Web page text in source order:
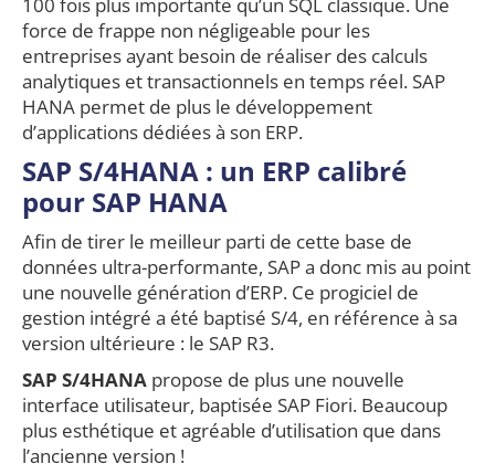
force de frappe non négligeable pour les
entreprises ayant besoin de réaliser des calculs
analytiques et transactionnels en temps réel. SAP
HANA permet de plus le développement
d’applications dédiées à son ERP.
SAP S/4HANA : un ERP calibré
pour SAP HANA
Afin de tirer le meilleur parti de cette base de
données ultra-performante, SAP a donc mis au point
une nouvelle génération d’ERP. Ce progiciel de
gestion intégré a été baptisé S/4, en référence à sa
version ultérieure : le SAP R3.
SAP S/4HANA propose de plus une nouvelle
interface utilisateur, baptisée SAP Fiori. Beaucoup
plus esthétique et agréable d’utilisation que dans
l’ancienne version !